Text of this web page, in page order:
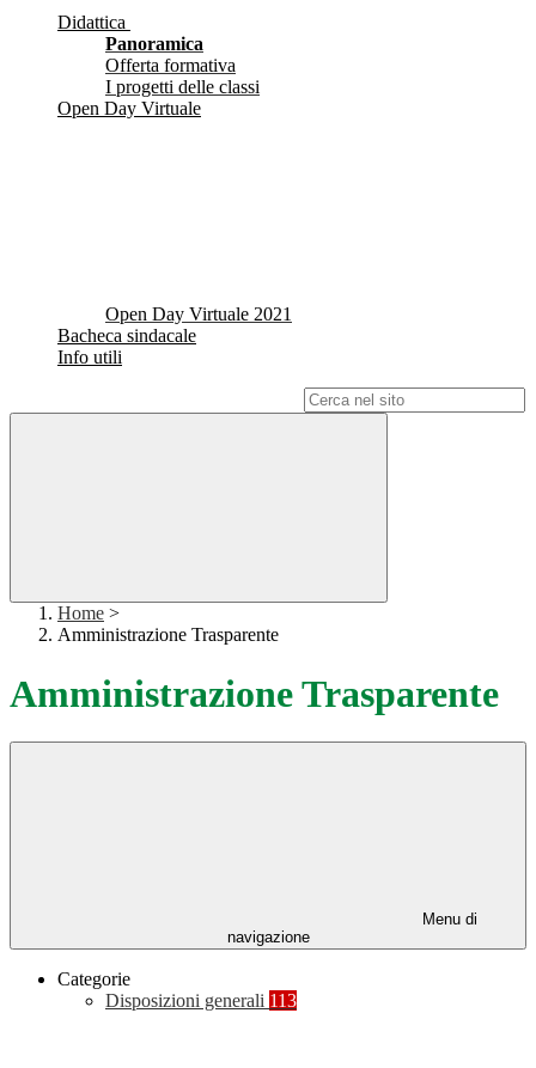
Didattica
Panoramica
Offerta formativa
I progetti delle classi
Open Day Virtuale
Open Day Virtuale 2021
Bacheca sindacale
Info utili
Home >
Amministrazione Trasparente
Amministrazione Trasparente
Menu di
navigazione
Categorie
Disposizioni generali 113